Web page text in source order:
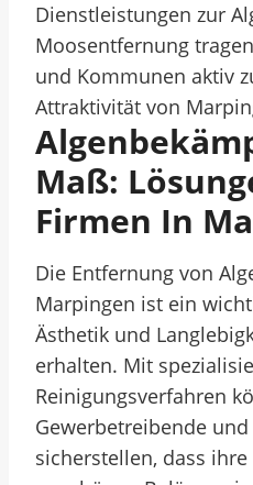
Dienstleistungen zur
Moosentfernung
und Kommunen aktiv
Attraktivität von
Maß:
Firmen In
Die Entfernung von
Marpingen ist ein
Ästhetik und
erhalten. Mit
Reinigungsverfahren
Gewerbetreibende
sicherstellen, dass